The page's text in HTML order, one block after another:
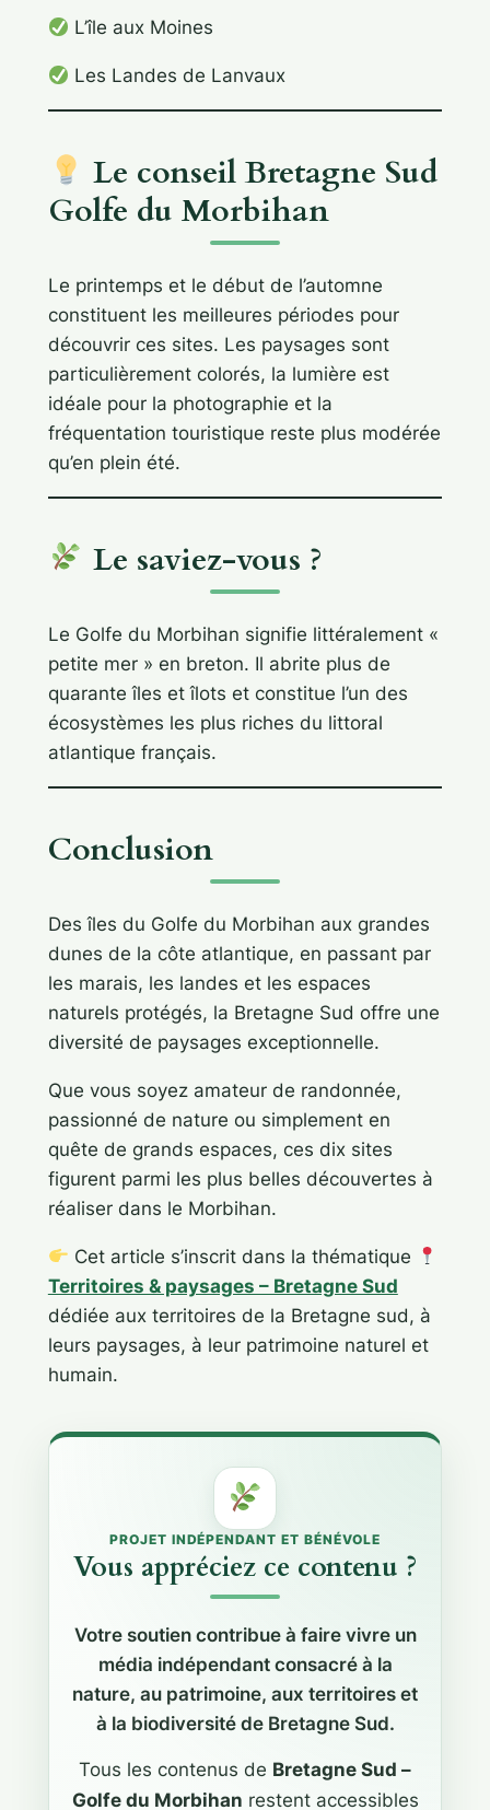
L’île aux Moines
Les Landes de Lanvaux
Le conseil Bretagne Sud
Golfe du Morbihan
Le printemps et le début de l’automne
constituent les meilleures périodes pour
découvrir ces sites. Les paysages sont
particulièrement colorés, la lumière est
idéale pour la photographie et la
fréquentation touristique reste plus modérée
qu’en plein été.
Le saviez-vous ?
Le Golfe du Morbihan signifie littéralement «
petite mer » en breton. Il abrite plus de
quarante îles et îlots et constitue l’un des
écosystèmes les plus riches du littoral
atlantique français.
Conclusion
Des îles du Golfe du Morbihan aux grandes
dunes de la côte atlantique, en passant par
les marais, les landes et les espaces
naturels protégés, la Bretagne Sud offre une
diversité de paysages exceptionnelle.
Que vous soyez amateur de randonnée,
passionné de nature ou simplement en
quête de grands espaces, ces dix sites
figurent parmi les plus belles découvertes à
réaliser dans le Morbihan.
Cet article s’inscrit dans la thématique
Territoires & paysages – Bretagne Sud
dédiée aux territoires de la Bretagne sud, à
leurs paysages, à leur patrimoine naturel et
humain.
PROJET INDÉPENDANT ET BÉNÉVOLE
Vous appréciez ce contenu ?
Votre soutien contribue à faire vivre un
média indépendant consacré à la
nature, au patrimoine, aux territoires et
à la biodiversité de Bretagne Sud.
Tous les contenus de Bretagne Sud –
Golfe du Morbihan restent accessibles